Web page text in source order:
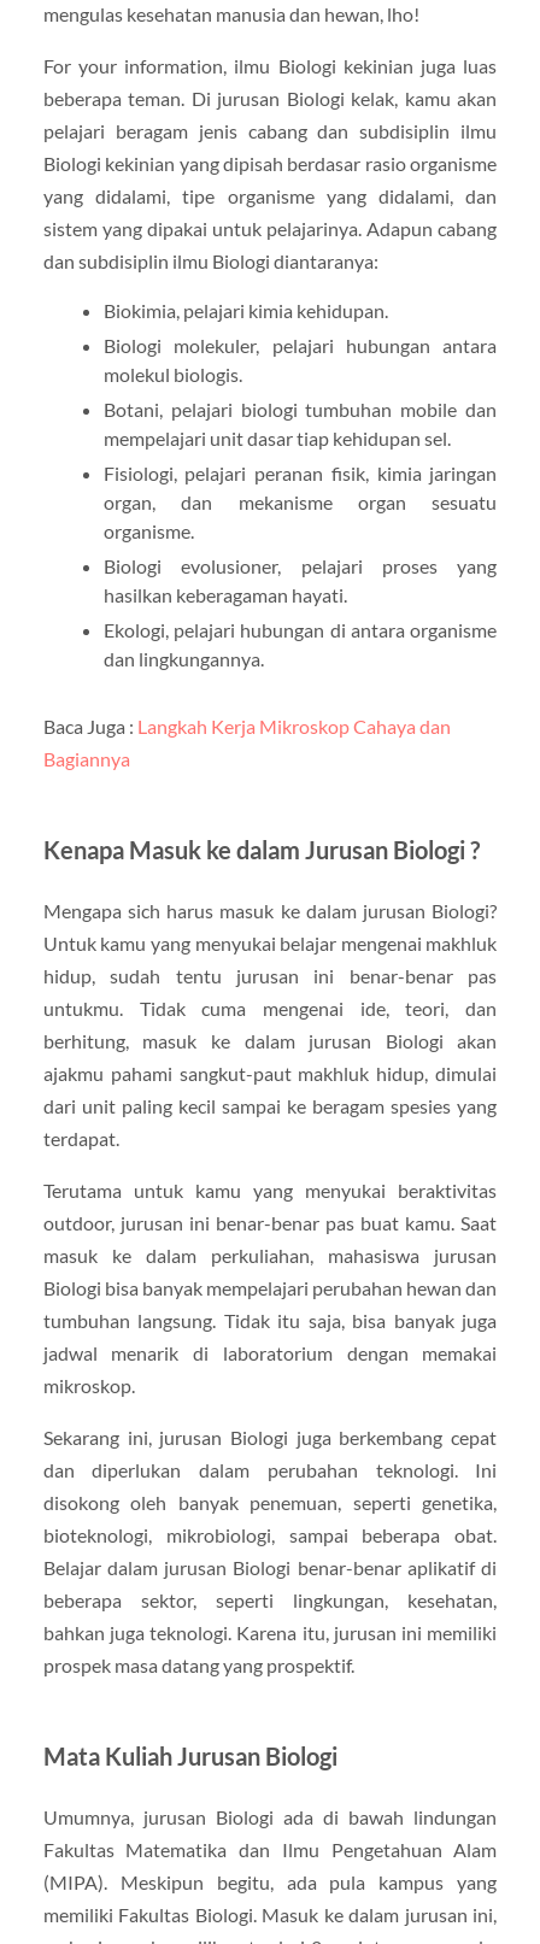
mengulas kesehatan manusia dan hewan, lho!
For your information, ilmu Biologi kekinian juga luas
beberapa teman. Di jurusan Biologi kelak, kamu akan
pelajari beragam jenis cabang dan subdisiplin ilmu
Biologi kekinian yang dipisah berdasar rasio organisme
yang didalami, tipe organisme yang didalami, dan
sistem yang dipakai untuk pelajarinya. Adapun cabang
dan subdisiplin ilmu Biologi diantaranya:
Biokimia, pelajari kimia kehidupan.
Biologi molekuler, pelajari hubungan antara
molekul biologis.
Botani, pelajari biologi tumbuhan mobile dan
mempelajari unit dasar tiap kehidupan sel.
Fisiologi, pelajari peranan fisik, kimia jaringan
organ, dan mekanisme organ sesuatu
organisme.
Biologi evolusioner, pelajari proses yang
hasilkan keberagaman hayati.
Ekologi, pelajari hubungan di antara organisme
dan lingkungannya.
Baca Juga : Langkah Kerja Mikroskop Cahaya dan
Bagiannya
Kenapa Masuk ke dalam Jurusan Biologi ?
Mengapa sich harus masuk ke dalam jurusan Biologi?
Untuk kamu yang menyukai belajar mengenai makhluk
hidup, sudah tentu jurusan ini benar-benar pas
untukmu. Tidak cuma mengenai ide, teori, dan
berhitung, masuk ke dalam jurusan Biologi akan
ajakmu pahami sangkut-paut makhluk hidup, dimulai
dari unit paling kecil sampai ke beragam spesies yang
terdapat.
Terutama untuk kamu yang menyukai beraktivitas
outdoor, jurusan ini benar-benar pas buat kamu. Saat
masuk ke dalam perkuliahan, mahasiswa jurusan
Biologi bisa banyak mempelajari perubahan hewan dan
tumbuhan langsung. Tidak itu saja, bisa banyak juga
jadwal menarik di laboratorium dengan memakai
mikroskop.
Sekarang ini, jurusan Biologi juga berkembang cepat
dan diperlukan dalam perubahan teknologi. Ini
disokong oleh banyak penemuan, seperti genetika,
bioteknologi, mikrobiologi, sampai beberapa obat.
Belajar dalam jurusan Biologi benar-benar aplikatif di
beberapa sektor, seperti lingkungan, kesehatan,
bahkan juga teknologi. Karena itu, jurusan ini memiliki
prospek masa datang yang prospektif.
Mata Kuliah Jurusan Biologi
Umumnya, jurusan Biologi ada di bawah lindungan
Fakultas Matematika dan Ilmu Pengetahuan Alam
(MIPA). Meskipun begitu, ada pula kampus yang
memiliki Fakultas Biologi. Masuk ke dalam jurusan ini,